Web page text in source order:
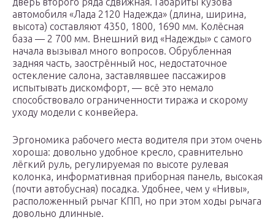
автомобиля «Лада 2120 Надежда» (длина, ширина,
высота) составляют 4350, 1800, 1690 мм. Колёсная
база — 2 700 мм. Внешний вид «Надежды» с самого
начала вызывал много вопросов. Обрубленная
задняя часть, заострённый нос, недостаточное
остекление салона, заставлявшее пассажиров
испытывать дискомфорт, — всё это немало
способствовало ограниченности тиража и скорому
уходу модели с конвейера.
Эргономика рабочего места водителя при этом очень
хороша: довольно удобное кресло, сравнительно
лёгкий руль, регулируемая по высоте рулевая
колонка, информативная приборная панель, высокая
(почти автобусная) посадка. Удобнее, чем у «Нивы»,
расположенный рычаг КПП, но при этом ходы рычага
довольно длинные.